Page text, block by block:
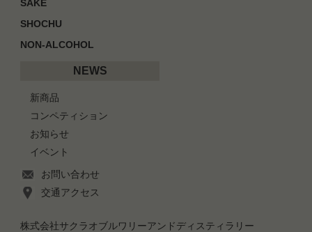
SAKE
SHOCHU
NON-ALCOHOL
NEWS
新商品
コンペティション
お知らせ
イベント
お問い合わせ
交通アクセス
株式会社サクラオブルワリーアンドディスティラリー